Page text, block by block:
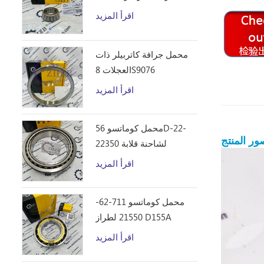
المنتج
D10R
اقرأ المزيد
محمل جرافة كاتربيلر ذات
العجلات 8S9076
اقرأ المزيد
محمل كوماتسو 56D-22-
22350 لشاحنة قلابة
HM250
اقرأ المزيد
محمل كوماتسو 711-62-
21550 لطراز D155A
اقرأ المزيد